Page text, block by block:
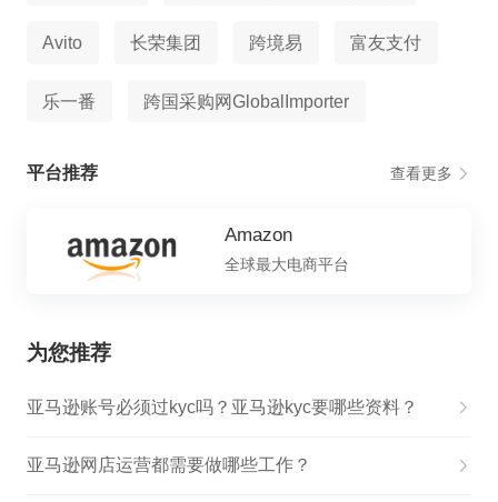
Avito 长荣集团 跨境易 富友支付
乐一番 跨国采购网GlobalImporter
平台推荐 查看更多
Amazon
全球最大电商平台
为您推荐
亚马逊账号必须过kyc吗？亚马逊kyc要哪些资料？
亚马逊网店运营都需要做哪些工作？